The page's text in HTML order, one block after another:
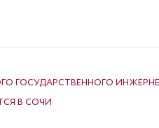
ГОСУДАРСТВЕННОГО
В СОЧИ